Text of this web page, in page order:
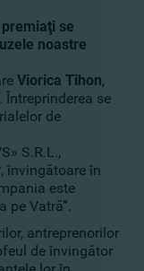
se
noastre
Viorica Tihon,
Întreprinderea se
de
S.R.L.,
, învingătoare în
este
pe Vatră”.
antreprenorilor
de învingător